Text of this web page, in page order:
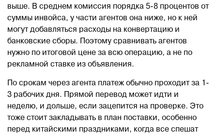
выше. В среднем комиссия порядка 5-8 процентов от
суммы инвойса, у части агентов она ниже, но к ней
могут добавляться расходы на конвертацию и
банковские сборы. Поэтому сравнивать агентов
нужно по итоговой цене за всю операцию, а не по
рекламной ставке из объявления.
По срокам через агента платеж обычно проходит за 1-
3 рабочих дня. Прямой перевод может идти и
неделю, и дольше, если зацепится на проверке. Это
тоже стоит закладывать в план поставки, особенно
перед китайскими праздниками, когда все спешат